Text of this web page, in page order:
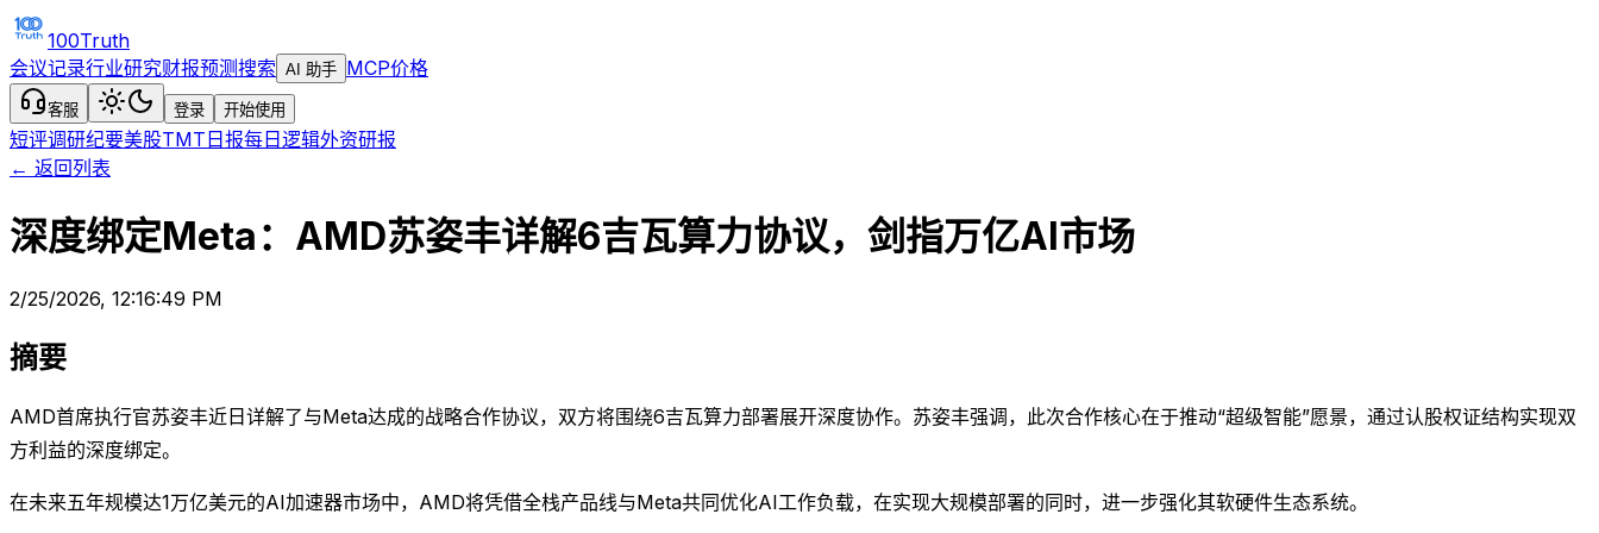
100Truth
会议记录行业研究财报预测搜索 AI 助手 MCP价格
客服 登录 开始使用
短评调研纪要美股TMT日报每日逻辑外资研报
← 返回列表
深度绑定Meta：AMD苏姿丰详解6吉瓦算力协议，剑指万亿AI市场
2/25/2026, 12:16:49 PM
摘要
AMD首席执行官苏姿丰近日详解了与Meta达成的战略合作协议，双方将围绕6吉瓦算力部署展开深度协作。苏姿丰强调，此次合作核心在于推动“超级智能”愿景，通过认股权证结构实现双
方利益的深度绑定。
在未来五年规模达1万亿美元的AI加速器市场中，AMD将凭借全栈产品线与Meta共同优化AI工作负载，在实现大规模部署的同时，进一步强化其软硬件生态系统。